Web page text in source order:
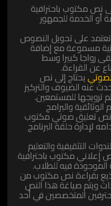
نص مكتوب باحترافية
أو الخدمة للجمهور
على تحويل النصوص
مسموعة مع إضافة
رواجا كبيرا وسط
عن القراءة.
يحتاج إلى نص
عنه الضيوف والتركيز
ترويجها للمستمعين.
الوثائقية والبرامج
نص تعليق صوتي مكتوب
لإدارة حلقة البرنامج
التثقيفية والتعليم
إعلاني مكتوب باحترافية
الموجودة فيه للطلاب.
بقراءة نص مكتوب من
ويتم صياغة هذا النص
المتخصصين في أحد